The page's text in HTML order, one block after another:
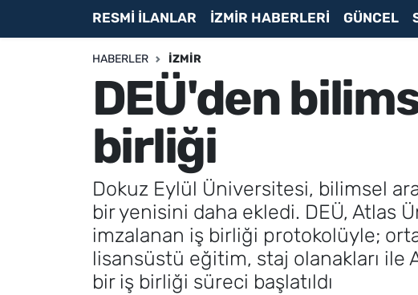
RESMİ İLANLAR İZMİR HABERLERİ GÜNCEL
HABERLER İZMIR
DEÜ'den
birliği
Dokuz Eylül Üniversitesi, bilimsel
bir yenisini daha ekledi. DEÜ, Atlas
imzalanan iş birliği protokolüyle;
lisansüstü eğitim, staj olanakları
bir iş birliği süreci başlatıldı
Magazin
İletişim